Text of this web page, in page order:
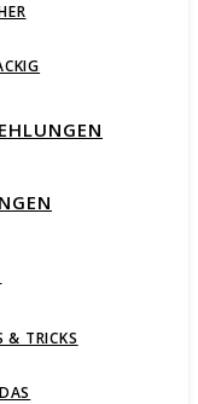
& TRICKS